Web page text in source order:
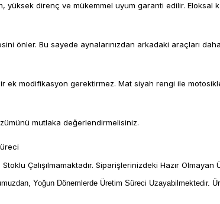
yüksek direnç ve mükemmel uyum garanti edilir.
önler. Bu sayede aynalarınızdan arkadaki araçları
modifikasyon gerektirmez. Mat siyah rengi ile
mutlaka değerlendirmelisiniz.
Çalışılmamaktadır. Siparişlerinizdeki Hazır
Yoğun Dönemlerde Üretim Süreci Uzayabilmektedir.